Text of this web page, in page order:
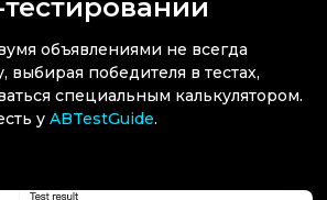
объявлениями не всегда
выбирая победителя в тестах,
специальным калькулятором.
у ABTestGuide.